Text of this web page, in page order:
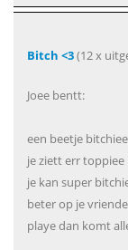
Bitch <3(12 x
Joee bentt:
een beetje bitchiee
je ziett err
je kan super
beter op je
playe dan komt